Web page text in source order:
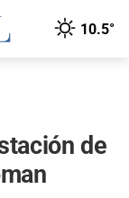
10.5°
de